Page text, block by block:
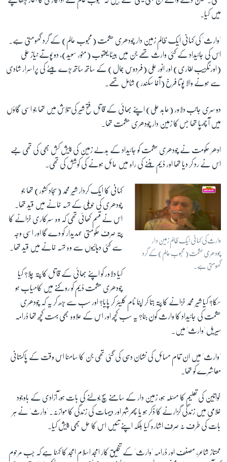
میں کیا۔
'وارث' کی کہانی ایک ظالم زمین دار چودھری حشمت (محبوب عالم) کے گرد گھومتی ہے۔
اس کی جائیداد کے کئی وارث تھے جن میں بیٹا یعقوب (منور سعید)، دو پوتے نیاز علی
(اورنگزیب لغاری) اور انور علی (فردوس جمال) کے ساتھ ساتھ بڑے بیٹے کی پراسرار شادی
سے ہونے والا پوتا فرخ (آغا سکندر) شامل تھے۔
دوسری جانب دلاور (عابد علی) اپنے بھائی کے قاتل فتح شیر کی تلاش میں تھا جو اسی گاؤں
میں آ چھپا تھا جس کا زمین دار چودھری حشمت تھا۔
ادھر حکومت نے چودھری حشمت کو جائیداد کے بدلے زمین کی پیش کش بھی کی تھی جسے
اس نے رد کر دیا تھا اور ڈیم بننے کی راہ میں حائل ہونے کی کوشش کی تھی۔
وارث کی کہانی ایک ظالم زمین دار
چودھری حشمت (محبوب عالم) کے گرد
گھومتی ہے۔
کہانی کا ایک کردار شیر محمد (سجاد کشور) تھا جو
چودھری کی حویلی کے تہہ خانے میں قید تھا۔
اس نے قسم کھائی تھی کہ وہ سرکاری خزانے کا
پتہ صرف حکومتی عہدیدار کو دے گا اور اسی وجہ
سے کئی دہائیوں سے وہ تہہ خانے میں قید تھا۔
کیا دلاور کو اپنے بھائی کے قاتل کا پتہ چلا؟ کیا
چودھری حشمت ڈیم کو روکنے میں کامیاب ہو
سکا؟ کیا شیر محمد خزانے کا پتہ بتا کر اپنا نام کلیئر کر پایا؟ اور سب سے بڑھ کر یہ کہ چودھری
حشمت کی جائیداد کا وارث کون بنا؟ یہ سب کچھ اور اس کے علاوہ بھی بہت کچھ تھا ڈرامہ
سیریل 'وارث' میں۔
'وارث' میں ان تمام مسائل کی نشان دہی کی گئی تھی جن کا سامنا اس وقت کے پاکستانی
معاشرے کو تھا۔
خواتین کی تعلیم کا مسئلہ ہو، زمین دار کے سامنے سچ بولنے کی بات ہو، آزادی کے باوجود
غلامی میں زندگی گزارنے کا ذکر ہو یا پھر شہر اور دیہات کی زندگی کا موازنہ۔ 'وارث' نے ہر
بات کی طرف نہ صرف اشارہ کیا بلکہ اپنے تئیں اس کا حل بھی پیش کیا۔
ممتاز شاعر، مصنف اور ڈرامہ 'وارث' کے تخلیق کار امجد اسلام امجد کا کہنا ہے کہ جب مرحوم